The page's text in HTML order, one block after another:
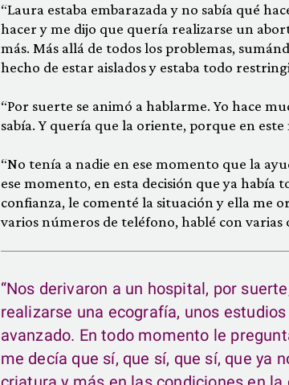
“Laura estaba embarazada y no sabía qué
hacer y me dijo que quería realizarse un
más. Más allá de todos los problemas,
hecho de estar aislados y estaba todo
“Por suerte se animó a hablarme. Yo hace
sabía. Y quería que la oriente, porque en
“No tenía a nadie en ese momento que la
ese momento, en esta decisión que ya había
confianza, le comenté la situación y ella me
varios números de teléfono, hablé con varias
“Nos derivaron a un hospital, por
realizarse una ecografía, unos
avanzado. En todo momento le
me decía que sí, que sí, que sí, que ya